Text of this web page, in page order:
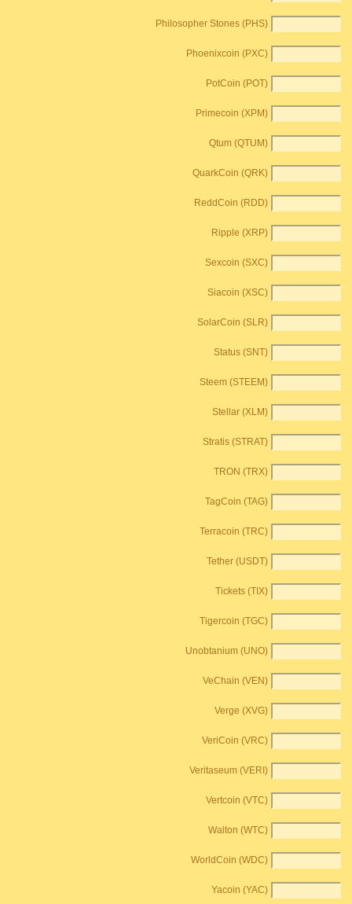
Philosopher Stones (PHS)
Phoenixcoin (PXC)
PotCoin (POT)
Primecoin (XPM)
Qtum (QTUM)
QuarkCoin (QRK)
ReddCoin (RDD)
Ripple (XRP)
Sexcoin (SXC)
Siacoin (XSC)
SolarCoin (SLR)
Status (SNT)
Steem (STEEM)
Stellar (XLM)
Stratis (STRAT)
TRON (TRX)
TagCoin (TAG)
Terracoin (TRC)
Tether (USDT)
Tickets (TIX)
Tigercoin (TGC)
Unobtanium (UNO)
VeChain (VEN)
Verge (XVG)
VeriCoin (VRC)
Veritaseum (VERI)
Vertcoin (VTC)
Walton (WTC)
WorldCoin (WDC)
Yacoin (YAC)